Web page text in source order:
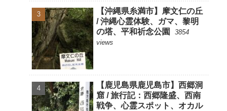
【沖縄県糸満市】摩文仁の丘
/ 沖縄心霊体験、ガマ、黎明
の塔、平和祈念公園
3854
views
【鹿児島県鹿児島市】西郷洞
窟 / 旅行記：西郷隆盛、西南
戦争、心霊スポット、オカル